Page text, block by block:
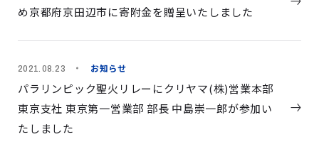
め京都府京田辺市に寄附金を贈呈いたしました
2021.08.23 お知らせ
パラリンピック聖火リレーにクリヤマ(株)営業本部
東京支社 東京第一営業部 部⾧ 中島崇一郎が参加い
たしました